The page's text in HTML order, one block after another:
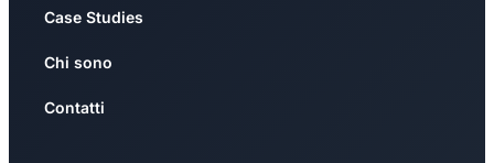
Case Studies
Chi sono
Contatti